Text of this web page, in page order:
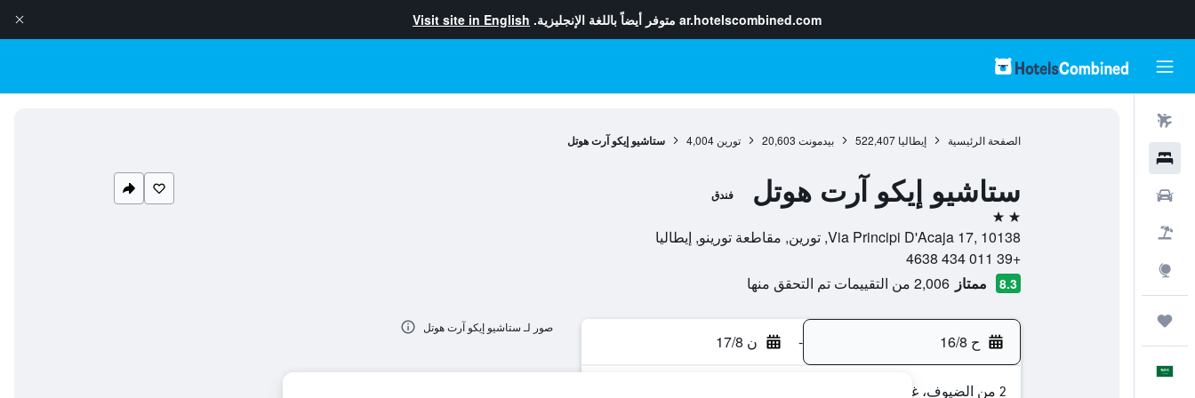
ar.hotelscombined.com متوفر أيضاً باللغة الإنجليزية. Visit site in English
الصفحة الرئيسية إيطاليا 522,407 بيدمونت 20,603 تورين 4,004 ستاشيو إيكو آرت هوتل
ستاشيو إيكو آرت هوتل فندق
2 نجمتين
Via Principi D'Acaja 17, 10138, تورين, مقاطعة تورينو, إيطاليا
+39 011 434 4638
8.3 ممتاز 2,006 من التقييمات تم التحقق منها
ح 16/8 - ن 17/8
2 من الضيوف، غرفة واحدة
صور لـ ستاشيو إيكو آرت هوتل